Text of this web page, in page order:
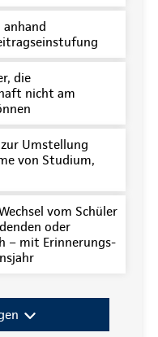
die
nicht am
Umstellung
von Studium,
vom Schüler
oder
– mit Erinnerungs-